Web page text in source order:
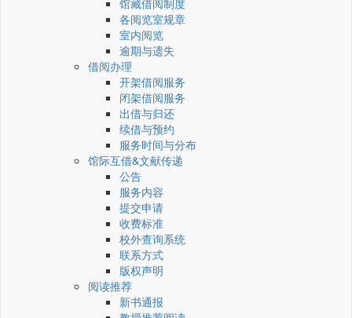
馆藏借阅制度
各阅览室规章
室内阅览
逾期与遗失
借阅办理
开架借阅服务
闭架借阅服务
出借与归还
续借与预约
服务时间与分布
馆际互借&文献传递
公告
服务内容
提交申请
收费标准
校外查询系统
联系方式
版权声明
阅读推荐
新书通报